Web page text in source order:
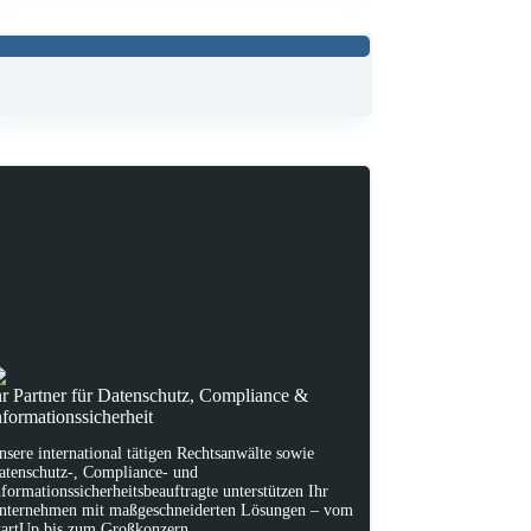
Partner für Datenschutz, Compliance &
international tätigen Rechtsanwälte sowie
, Compliance- und
unterstützen Ihr
mit maßgeschneiderten Lösungen – vom